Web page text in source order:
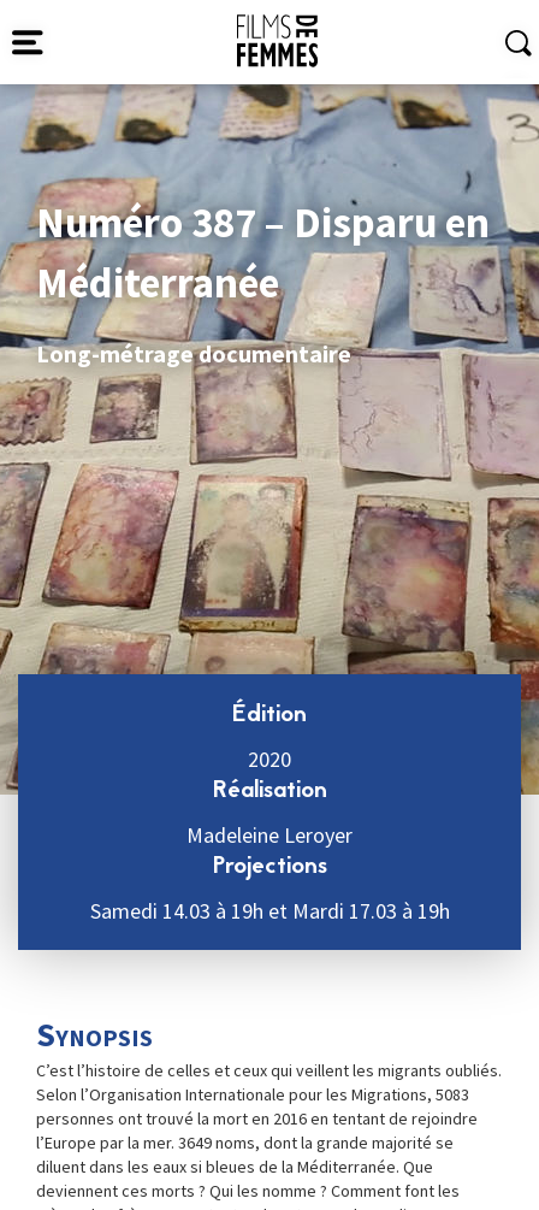
Numéro 387 – Disparu en
Méditerranée
Long-métrage documentaire
Édition
2020
Réalisation
Madeleine Leroyer
Projections
Samedi 14.03 à 19h et Mardi 17.03 à 19h
Synopsis
C’est l’histoire de celles et ceux qui veillent les migrants oubliés.
Selon l’Organisation Internationale pour les Migrations, 5083
personnes ont trouvé la mort en 2016 en tentant de rejoindre
l’Europe par la mer. 3649 noms, dont la grande majorité se
diluent dans les eaux si bleues de la Méditerranée. Que
deviennent ces morts ? Qui les nomme ? Comment font les